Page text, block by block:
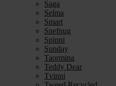
Saga
Selma
Smart
Snefnug
Spinni
Sunday
Taormina
Teddy Dear
Tvinni